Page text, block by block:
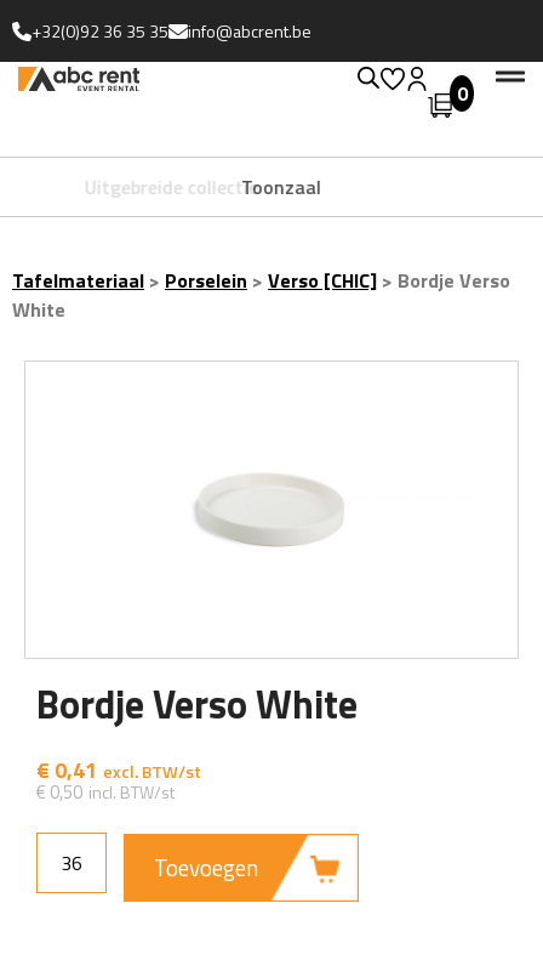
+32(0)92 36 35 35 info@abcrent.be
0
Uitgebreide collectie
Tafelmateriaal > Porselein > Verso [CHIC] > Bordje Verso
White
Bordje Verso White
€ 0,41
€ 0,50
Toevoegen